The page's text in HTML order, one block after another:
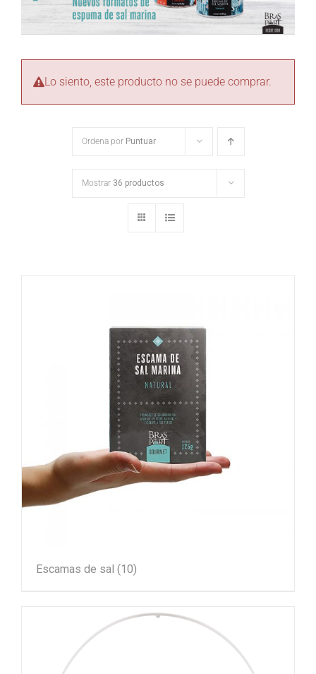
Lo siento, este producto no se puede comprar.
Ordena por Puntuar
Mostrar 36 productos
Escamas de sal (10)